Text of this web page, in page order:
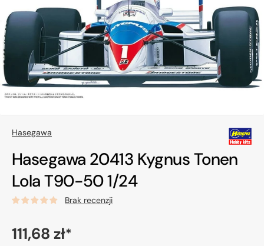
Otwórz
media
w
widoku
galerii
Hasegawa
Hasegawa 20413 Kygnus Tonen
Lola T90-50 1/24
Brak recenzji
Cena
111,68 zł*